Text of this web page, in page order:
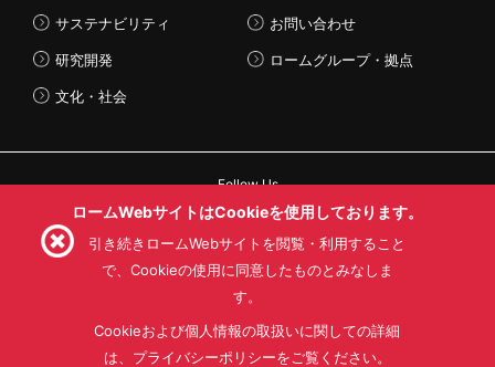
サステナビリティ
研究開発
文化・社会
お問い合わせ
ロームグループ・拠点
Follow Us
利用目的
プライバシーポリシー
サイトマップ
ローム製品の販売に関する標準契約条件書(PDF)
ロームWebサイトはCookieを使用しております。
引き続きロームWebサイトを閲覧・利用すること
で、Cookieの使用に同意したものとみなしま
す。
Cookieおよび個人情報の取扱いに関しての詳細
は、プライバシーポリシーをご覧ください。